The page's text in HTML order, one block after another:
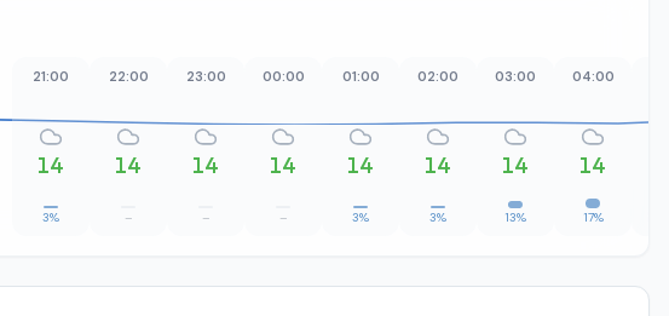
21:00
14
3%
22:00
14
–
23:00
14
–
00:00
14
–
01:00
14
3%
02:00
14
3%
03:00
14
13%
04:00
14
17%